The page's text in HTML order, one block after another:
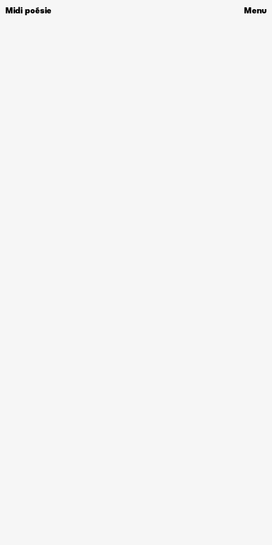
Midi poésie Menu